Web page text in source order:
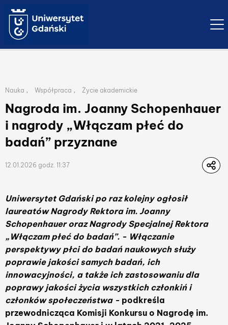
Nagroda im. Joanny Schopenhauer
i nagrody „Włączam płeć do
badań” przyznane
Lista przynależnych kategorii publikacji
Nauka , Współpraca , Życie akademickie
12.01.2026 godz. 11:37
Uniwersytet Gdański po raz kolejny ogłosił
laureatów Nagrody Rektora im. Joanny
Schopenhauer oraz Nagrody Specjalnej Rektora
„Włączam płeć do badań”. - Włączanie
perspektywy płci do badań naukowych służy
poprawie jakości samych badań, ich
innowacyjności, a także ich zastosowaniu dla
poprawy jakości życia wszystkich członkiń i
członków społeczeństwa - podkreśla
przewodnicząca Komisji Konkursu o Nagrodę im.